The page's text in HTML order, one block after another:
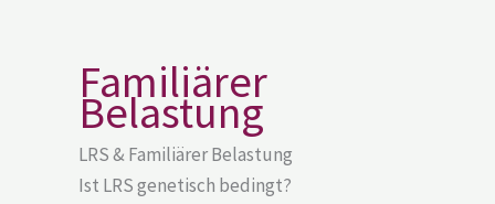
Familiärer
Belastung
LRS & Familiärer Belastung
Ist LRS genetisch bedingt?